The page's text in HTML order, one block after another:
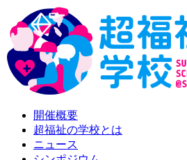
開催概要
超福祉の学校とは
ニュース